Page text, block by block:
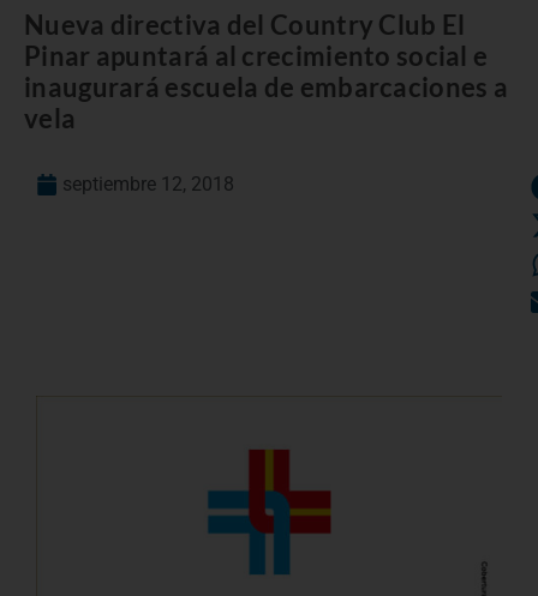
Nueva directiva del Country Club El
Pinar apuntará al crecimiento social e
inaugurará escuela de embarcaciones a
vela
septiembre 12, 2018